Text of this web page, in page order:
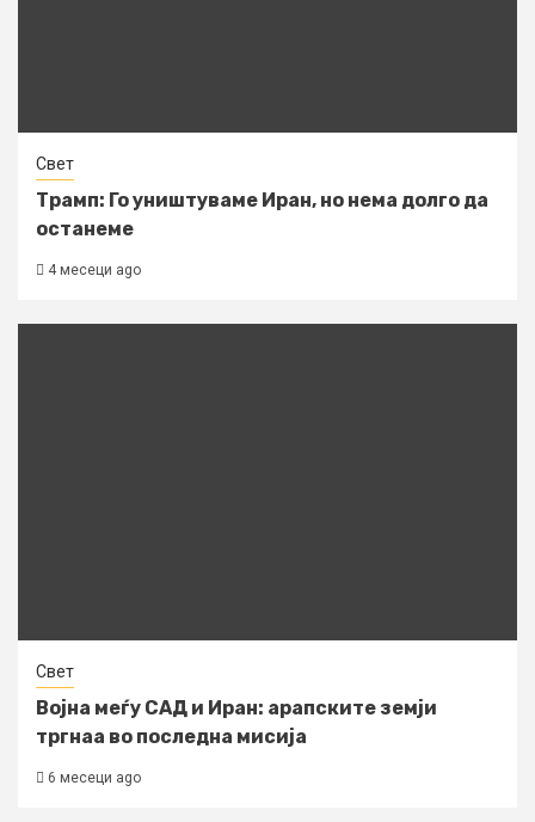
Свет
Трамп: Го уништуваме Иран, но нема долго да
останеме
4 месеци ago
Свет
Војна меѓу САД и Иран: арапските земји
тргнаа во последна мисија
6 месеци ago